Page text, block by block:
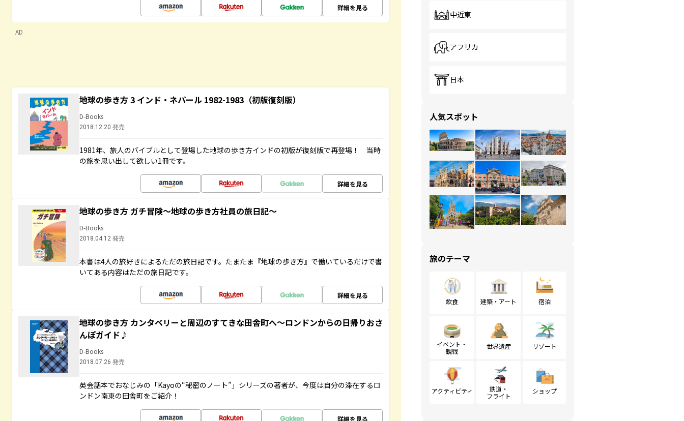
詳細を見る
AD
地球の歩き方 3 インド・ネパール 1982-1983（初版復刻版）
D-Books
2018.12.20 発売
1981年、旅人のバイブルとして登場した地球の歩き方インドの初版が復刻版で再登場！ 当時
の旅を思い出して欲しい1冊です。
詳細を見る
地球の歩き方 ガチ冒険～地球の歩き方社員の旅日記～
D-Books
2018.04.12 発売
本書は4人の旅好きによるただの旅日記です。たまたま『地球の歩き方』で働いているだけで書
いてある内容はただの旅日記です。
詳細を見る
地球の歩き方 カンタベリーと周辺のすてきな田舎町へ～ロンドンからの日帰りおさ
んぽガイド♪
D-Books
2018.07.26 発売
英会話本でおなじみの「Kayoの“秘密のノート”」シリーズの著者が、今度は自分の滞在するロ
ンドン南東の田舎町をご紹介！
詳細を見る
中近東
アフリカ
日本
人気スポット
旅のテーマ
飲食 建築・アート 宿泊
イベント・
観戦
世界遺産 リゾート
アクティビティ
鉄道・
フライト
ショップ